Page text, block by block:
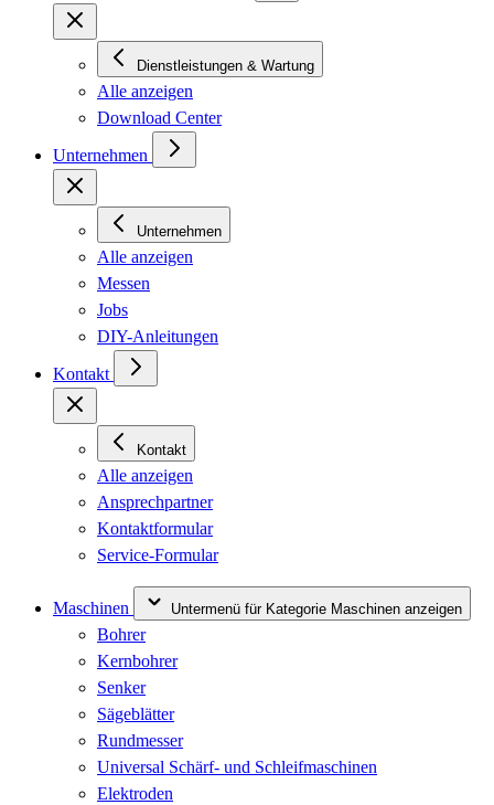
Dienstleistungen & Wartung
Alle anzeigen
Download Center
Unternehmen
Unternehmen
Alle anzeigen
Messen
Jobs
DIY-Anleitungen
Kontakt
Kontakt
Alle anzeigen
Ansprechpartner
Kontaktformular
Service-Formular
Maschinen Untermenü für Kategorie Maschinen anzeigen
Bohrer
Kernbohrer
Senker
Sägeblätter
Rundmesser
Universal Schärf- und Schleifmaschinen
Elektroden